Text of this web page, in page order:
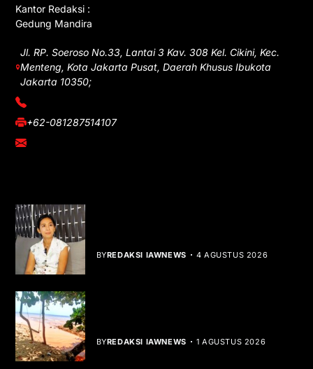
Kantor Redaksi :
Gedung Mandira
Jl. RP. Soeroso No.33, Lantai 3 Kav. 308 Kel. Cikini, Kec.
Menteng, Kota Jakarta Pusat, Daerah Khusus Ibukota
Jakarta 10350;
(021) 3908026
+62-081287514107
adm@iawnews.com
BYREDAKSI IAWNEWS 4 AGUSTUS 2026
BYREDAKSI IAWNEWS 1 AGUSTUS 2026